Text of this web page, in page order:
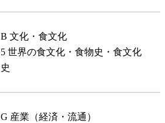
B 文化・食文化
5 世界の食文化・食物史・食文化
史
G 産業（経済・流通）